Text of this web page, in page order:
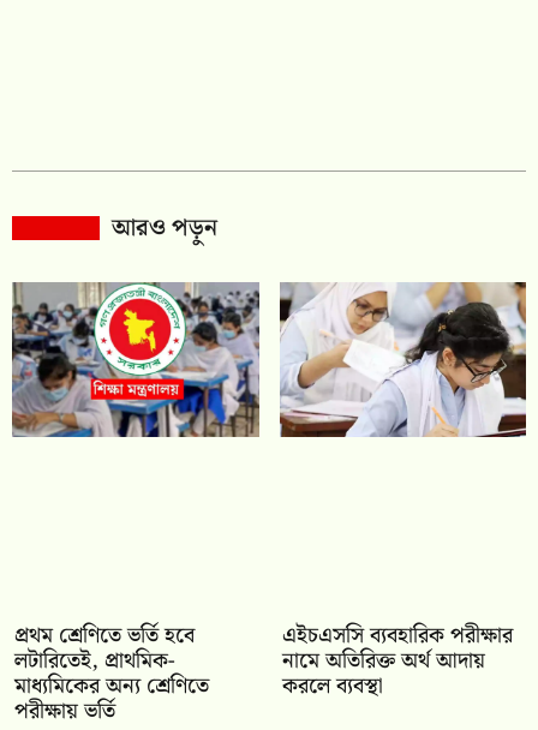
আরও পড়ুন
প্রথম শ্রেণিতে ভর্তি হবে
লটারিতেই, প্রাথমিক-
মাধ্যমিকের অন্য শ্রেণিতে
পরীক্ষায় ভর্তি
এইচএসসি ব্যবহারিক পরীক্ষার
নামে অতিরিক্ত অর্থ আদায়
করলে ব্যবস্থা